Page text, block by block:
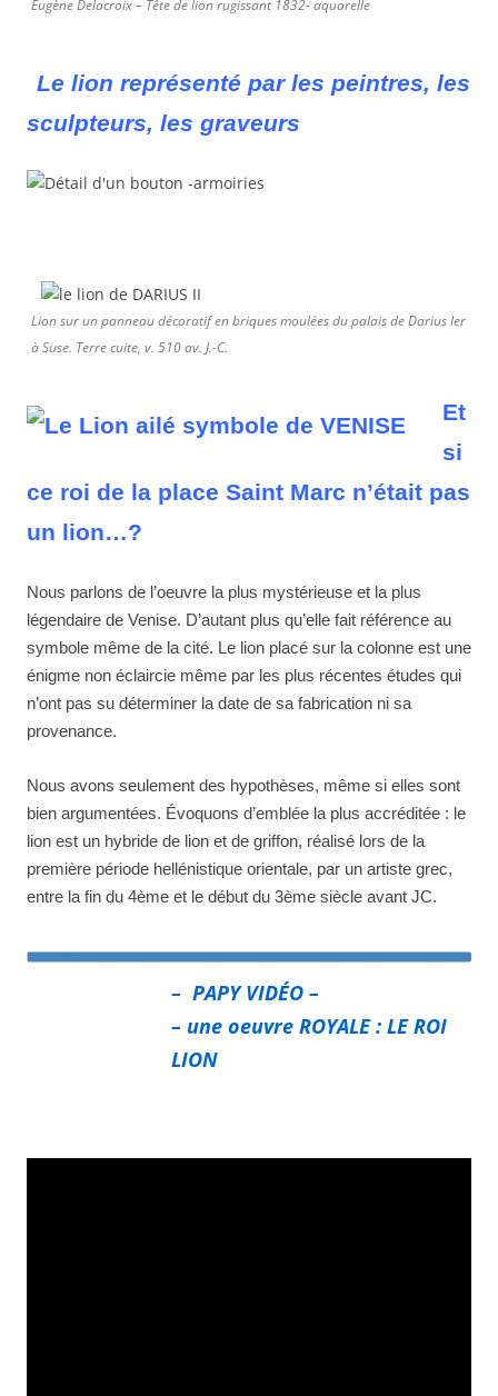
Eugène Delacroix – Tête de lion rugissant 1832- aquarelle
Le lion représenté par les peintres, les
sculpteurs, les graveurs
Lion sur un panneau décoratif en briques moulées du palais de Darius Ier
à Suse. Terre cuite, v. 510 av. J.-C.
Et
si
ce roi de la place Saint Marc n’était pas
un lion…?
Nous parlons de l’oeuvre la plus mystérieuse et la plus
légendaire de Venise. D’autant plus qu’elle fait référence au
symbole même de la cité. Le lion placé sur la colonne est une
énigme non éclaircie même par les plus récentes études qui
n’ont pas su déterminer la date de sa fabrication ni sa
provenance.
Nous avons seulement des hypothèses, même si elles sont
bien argumentées. Évoquons d’emblée la plus accréditée : le
lion est un hybride de lion et de griffon, réalisé lors de la
première période hellénistique orientale, par un artiste grec,
entre la fin du 4ème et le début du 3ème siècle avant JC.
– PAPY VIDÉO –
– une oeuvre ROYALE : LE ROI
LION